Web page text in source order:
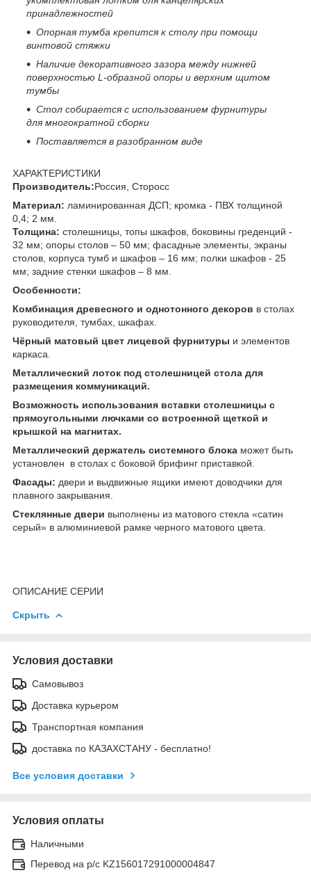
принадлежностей
Опорная тумба крепится к столу при помощи
винтовой стяжки
Наличие декоративного зазора между нижней
поверхностью L -образной опоры и верхним щитом
тумбы
Стол собирается с использованием фурнитуры
для многократной сборки
Поставляется в разобранном виде
ХАРАКТЕРИСТИКИ
Производитель:Россия, Сторосс
Материал: ламинированная ДСП; кромка - ПВХ толщиной
0,4; 2 мм.
Толщина: столешницы, топы шкафов, боковины греденций -
32 мм; опоры столов – 50 мм; фасадные элементы, экраны
столов, корпуса тумб и шкафов – 16 мм; полки шкафов - 25
мм; задние стенки шкафов – 8 мм.
Особенности:
Комбинация древесного и однотонного декоров в столах
руководителя, тумбах, шкафах.
Чёрный матовый цвет лицевой фурнитуры и элементов
каркаса.
Металлический лоток под столешницей стола для
размещения коммуникаций.
Возможность использования вставки столешницы с
прямоугольными лючками со встроенной щеткой и
крышкой на магнитах.
Металлический держатель системного блока может быть
установлен в столах с боковой брифинг приставкой.
Фасады: двери и выдвижные ящики имеют доводчики для
плавного закрывания.
Стеклянные двери выполнены из матового стекла «сатин
серый» в алюминиевой рамке черного матового цвета.
ОПИСАНИЕ СЕРИИ
Скрыть
Условия доставки
Самовывоз
Доставка курьером
Транспортная компания
доставка по КАЗАХСТАНУ - бесплатно!
Все условия доставки
Условия оплаты
Наличными
Перевод на р/с KZ156017291000004847